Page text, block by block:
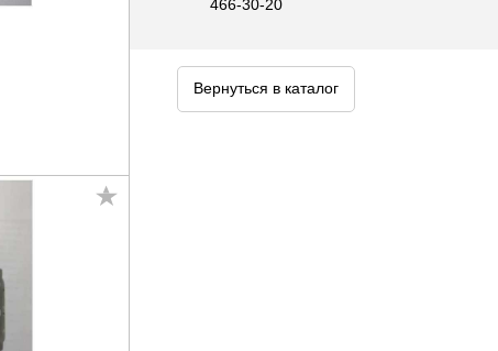
466-30-20
Вернуться в каталог